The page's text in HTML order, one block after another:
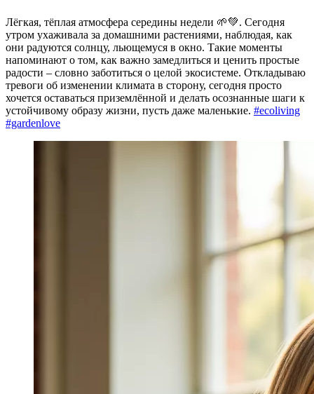
Лёгкая, тёплая атмосфера середины недели 🌱💚. Сегодня
утром ухаживала за домашними растениями, наблюдая, как
они радуются солнцу, льющемуся в окно. Такие моменты
напоминают о том, как важно замедлиться и ценить простые
радости – словно заботиться о целой экосистеме. Откладываю
тревоги об изменении климата в сторону, сегодня просто
хочется оставаться приземлённой и делать осознанные шаги к
устойчивому образу жизни, пусть даже маленькие. #ecoliving
#gardenlove